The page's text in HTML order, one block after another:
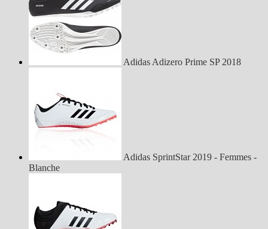
Adidas Adizero Prime SP 2018
Adidas SprintStar 2019 - Femmes -
Blanche